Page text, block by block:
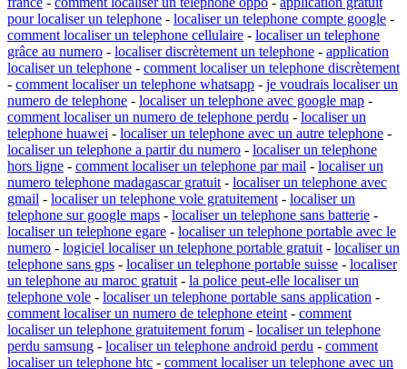
pour localiser un telephone - localiser un telephone compte google -
comment localiser un telephone cellulaire - localiser un telephone
grâce au numero - localiser discrètement un telephone - application
localiser un telephone - comment localiser un telephone discrètement
- comment localiser un telephone whatsapp - je voudrais localiser un
numero de telephone - localiser un telephone avec google map -
comment localiser un numero de telephone perdu - localiser un
telephone huawei - localiser un telephone avec un autre telephone -
localiser un telephone a partir du numero - localiser un telephone
hors ligne - comment localiser un telephone par mail - localiser un
numero telephone madagascar gratuit - localiser un telephone avec
gmail - localiser un telephone vole gratuitement - localiser un
telephone sur google maps - localiser un telephone sans batterie -
localiser un telephone egare - localiser un telephone portable avec le
numero - logiciel localiser un telephone portable gratuit - localiser un
telephone sans gps - localiser un telephone portable suisse - localiser
un telephone au maroc gratuit - la police peut-elle localiser un
telephone vole - localiser un telephone portable sans application -
comment localiser un numero de telephone eteint - comment
localiser un telephone gratuitement forum - localiser un telephone
perdu samsung - localiser un telephone android perdu - comment
localiser un telephone htc - comment localiser un telephone avec un